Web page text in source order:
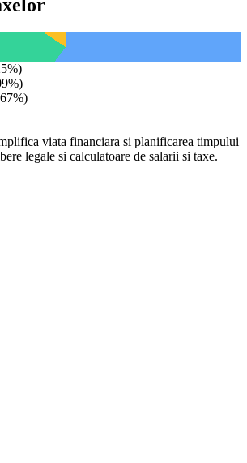
viata financiara si planificarea timpului
legale si calculatoare de salarii si taxe.